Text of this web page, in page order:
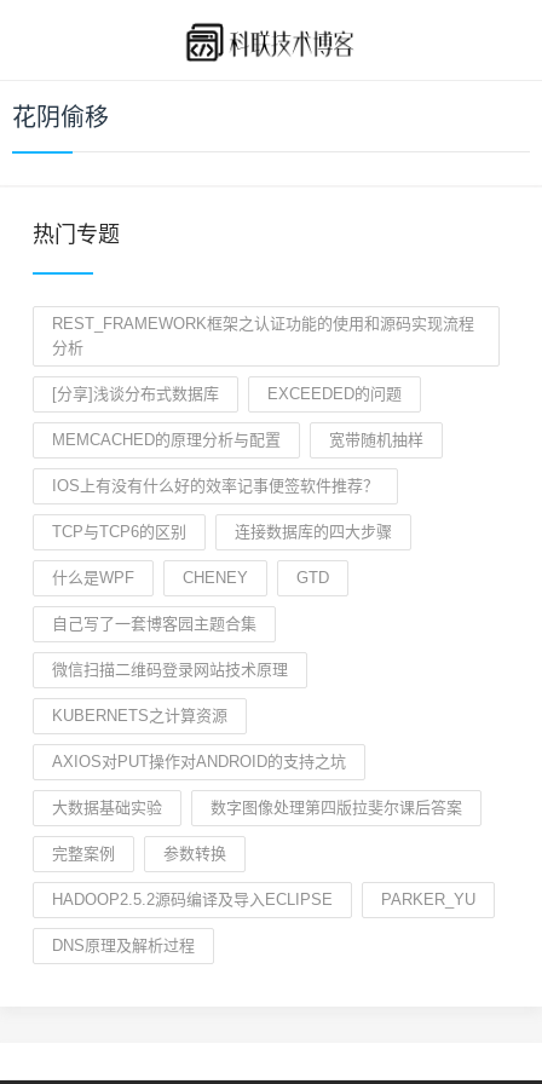
花阴偷移
热门专题
REST_FRAMEWORK框架之认证功能的使用和源码实现流程
分析
[分享]浅谈分布式数据库 EXCEEDED的问题
MEMCACHED的原理分析与配置 宽带随机抽样
IOS上有没有什么好的效率记事便签软件推荐？
TCP与TCP6的区别 连接数据库的四大步骤
什么是WPF CHENEY GTD
自己写了一套博客园主题合集
微信扫描二维码登录网站技术原理
KUBERNETS之计算资源
AXIOS对PUT操作对ANDROID的支持之坑
大数据基础实验 数字图像处理第四版拉斐尔课后答案
完整案例 参数转换
HADOOP2.5.2源码编译及导入ECLIPSE PARKER_YU
DNS原理及解析过程